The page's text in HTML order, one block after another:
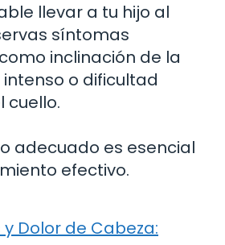
llevar a tu hijo al
síntomas
inclinación de la
o dificultad
cuello.
adecuado es esencial
efectivo.
Dolor de Cabeza: